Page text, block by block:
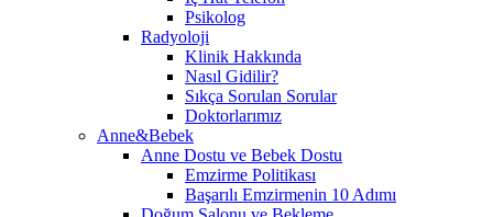
Psikolog
Radyoloji
Klinik Hakkında
Nasıl Gidilir?
Sıkça Sorulan Sorular
Doktorlarımız
Anne&Bebek
Anne Dostu ve Bebek Dostu
Emzirme Politikası
Başarılı Emzirmenin 10 Adımı